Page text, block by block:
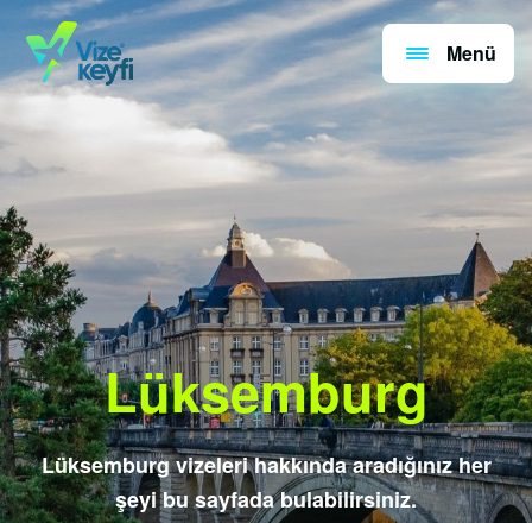
Menü
Lüksemburg
Lüksemburg vizeleri hakkında aradığınız her
şeyi bu sayfada bulabilirsiniz.